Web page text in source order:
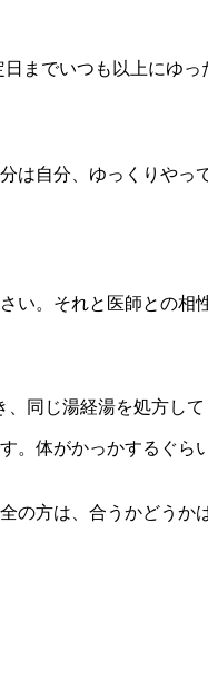
までいつも以上にゆ
自分、ゆっくりやっ
。それと医師との相
同じ湯経湯を処方して
。体がかっかするぐら
の方は、合うかどうか